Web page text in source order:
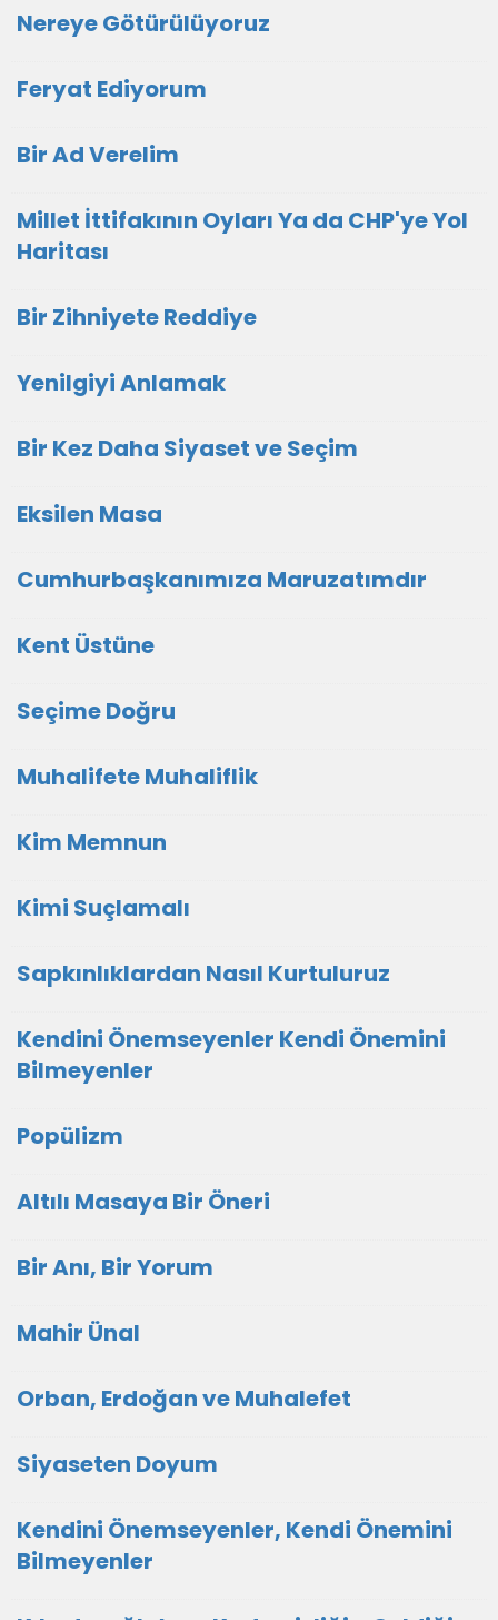
Nereye Götürülüyoruz
Feryat Ediyorum
Bir Ad Verelim
Millet İttifakının Oyları Ya da CHP'ye Yol
Haritası
Bir Zihniyete Reddiye
Yenilgiyi Anlamak
Bir Kez Daha Siyaset ve Seçim
Eksilen Masa
Cumhurbaşkanımıza Maruzatımdır
Kent Üstüne
Seçime Doğru
Muhalifete Muhaliflik
Kim Memnun
Kimi Suçlamalı
Sapkınlıklardan Nasıl Kurtuluruz
Kendini Önemseyenler Kendi Önemini
Bilmeyenler
Popülizm
Altılı Masaya Bir Öneri
Bir Anı, Bir Yorum
Mahir Ünal
Orban, Erdoğan ve Muhalefet
Siyaseten Doyum
Kendini Önemseyenler, Kendi Önemini
Bilmeyenler